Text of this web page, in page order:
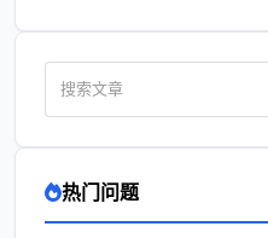
热门问题